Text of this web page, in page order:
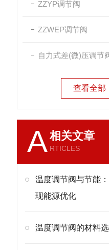
ZZYP调节阀
ZZWEP调节阀
自力式差(微)压调节
查看全部
A相关文章
RTICLES
温度调节阀与节能
现能源优化
温度调节阀的材料